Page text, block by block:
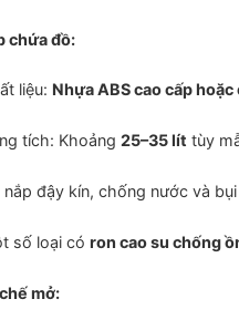
chứa đồ:
liệu: Nhựa ABS cao cấp
tích: Khoảng 25–35 lít tùy
nắp đậy kín, chống nước và
số loại có ron cao su chống
mở: